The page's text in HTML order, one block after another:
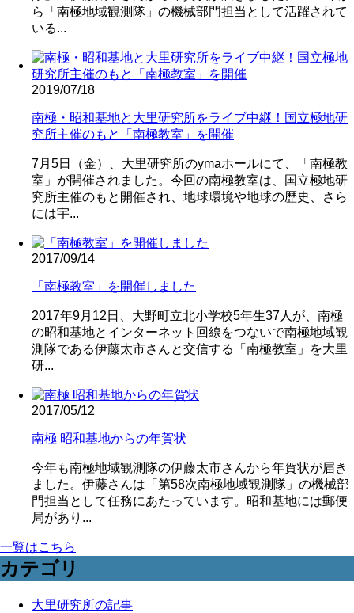
ら「南極地域観測隊」の機械部門担当として活躍されて
いる...
2019/07/18
南極・昭和基地と大里研究所をライブ中継！国立極地研
究所主催のもと「南極教室」を開催
7月5日（金）、大里研究所のymaホールにて、「南極教
室」が開催されました。今回の南極教室は、国立極地研
究所主催のもと開催され、地球環境や地球の歴史、さら
には宇...
2017/09/14
「南極教室」を開催しました
2017年9月12日、大野町立北小学校5年生37人が、南極
の昭和基地とインターネット回線をつないで南極地域観
測隊である伊藤太市さんと交信する「南極教室」を大里
研...
2017/05/12
南極 昭和基地からの年賀状
今年も南極地域観測隊の伊藤太市さんから年賀状が届き
ました。伊藤さんは「第58次南極地域観測隊」の機械部
門担当として任務にあたっています。昭和基地には郵便
局があり...
一覧はこちら
カテゴリ
大里研究所の記事